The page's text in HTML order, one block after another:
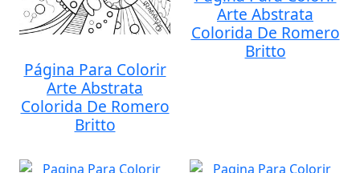
Página Para Colorir
Arte Abstrata
Colorida De Romero
Britto
Arte Abstrata
Colorida De Romero
Britto